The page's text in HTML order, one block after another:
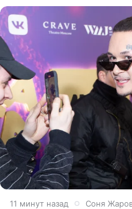
11 минут назад Соня